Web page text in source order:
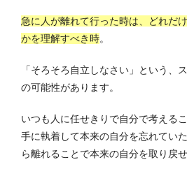
急に人が離れて行った時は、どれだ
かを理解すべき時。
「そろそろ自立しなさい」という、
の可能性があります。
いつも人に任せきりで自分で考える
手に執着して本来の自分を忘れてい
ら離れることで本来の自分を取り戻せ